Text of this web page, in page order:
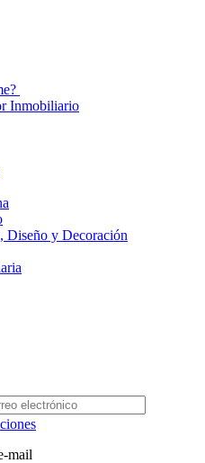
Inmobiliario
Diseño y Decoración
mail